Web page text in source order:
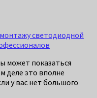
светодиодной
может показаться
деле это вполне
у вас нет большого